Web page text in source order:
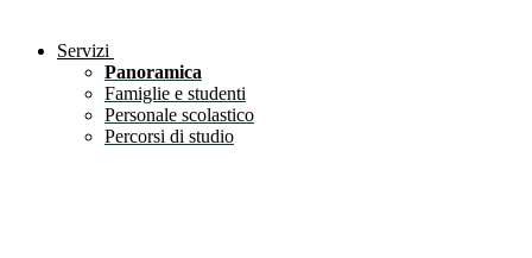
Servizi
Panoramica
Famiglie e studenti
Personale scolastico
Percorsi di studio